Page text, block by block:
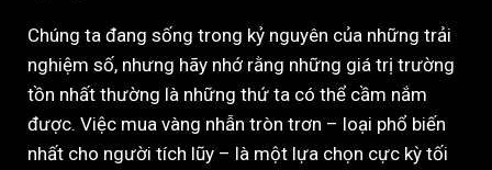
Chúng ta đang sống trong kỷ nguyên của những trải
nghiệm số, nhưng hãy nhớ rằng những giá trị trường
tồn nhất thường là những thứ ta có thể cầm nắm
được. Việc mua vàng nhẫn tròn trơn – loại phổ biến
nhất cho người tích lũy – là một lựa chọn cực kỳ tối